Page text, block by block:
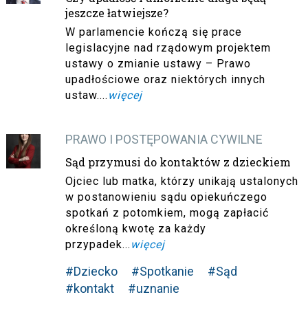
jeszcze łatwiejsze?
W parlamencie kończą się prace
legislacyjne nad rządowym projektem
ustawy o zmianie ustawy – Prawo
upadłościowe oraz niektórych innych
ustaw.... więcej
PRAWO I POSTĘPOWANIA CYWILNE
Sąd przymusi do kontaktów z dzieckiem
Ojciec lub matka, którzy unikają ustalonych
w postanowieniu sądu opiekuńczego
spotkań z potomkiem, mogą zapłacić
określoną kwotę za każdy
przypadek... więcej
#Dziecko #Spotkanie
#Sąd
#kontakt
#uznanie